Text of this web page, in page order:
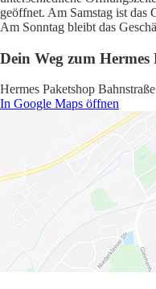
geöffnet. Am Samstag ist das
Am Sonntag bleibt das
Dein Weg zum Hermes
Hermes Paketshop
In Google Maps öffnen